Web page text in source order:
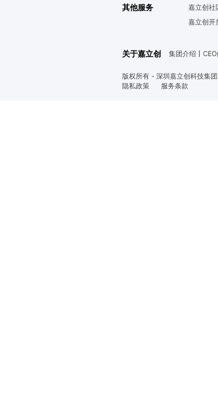
其他服务
嘉立创社
嘉立创开
关于嘉立创 集团介绍
版权所有 - 深圳嘉立创科技集
隐私政策
服务条款